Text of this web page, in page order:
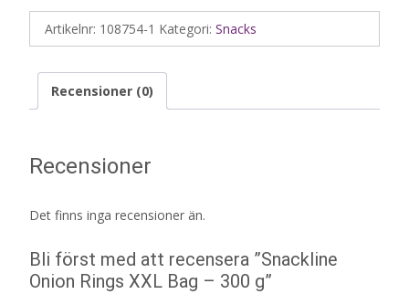
Artikelnr: 108754-1 Kategori: Snacks
Recensioner (0)
Recensioner
Det finns inga recensioner än.
Bli först med att recensera ”Snackline
Onion Rings XXL Bag – 300 g”